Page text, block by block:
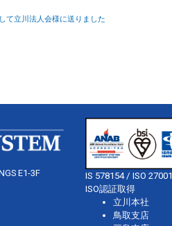
て立川法人会様に送りました
E1-3F
IS 578154 / ISO 27001
ISO認証取得
立川本社
鳥取支店